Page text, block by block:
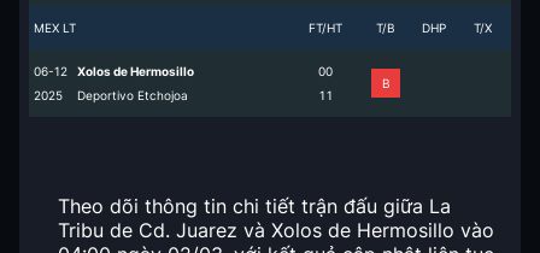
MEX LT FT/HT T/B DHP T/X
06-12
2025
Xolos de Hermosillo
Deportivo Etchojoa
0
1
0
1
B
Theo dõi thông tin chi tiết trận đấu giữa La
Tribu de Cd. Juarez và Xolos de Hermosillo vào